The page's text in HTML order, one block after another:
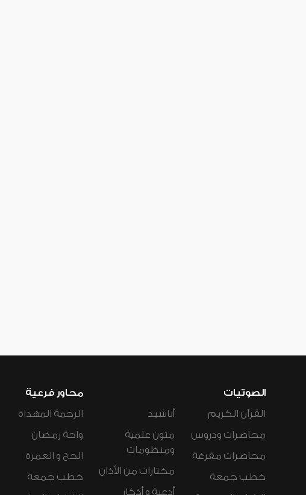
الصوتيات
القرآن الكريم
محاضرات ودروس
محاضرات مفرغة
خطب جمعة
أناشيد
متون علمية
ومنظومات
مختارات من الأذان
أدعية و أذكار
محاور فرعية
الرحمة المهداة
واحة رمضان
الحج و العمرة
خطب جمعة